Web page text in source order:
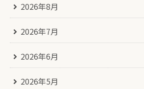
2026年8月
2026年7月
2026年6月
2026年5月